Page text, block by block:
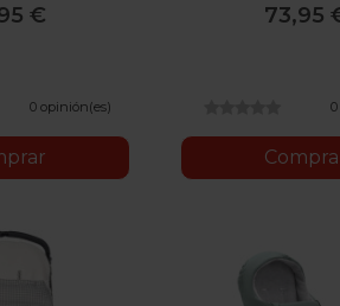
€
0 opinión(es)
73,95